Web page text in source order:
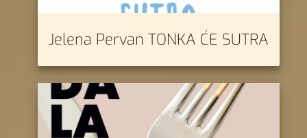
Jelena Pervan TONKA ĆE SUTRA